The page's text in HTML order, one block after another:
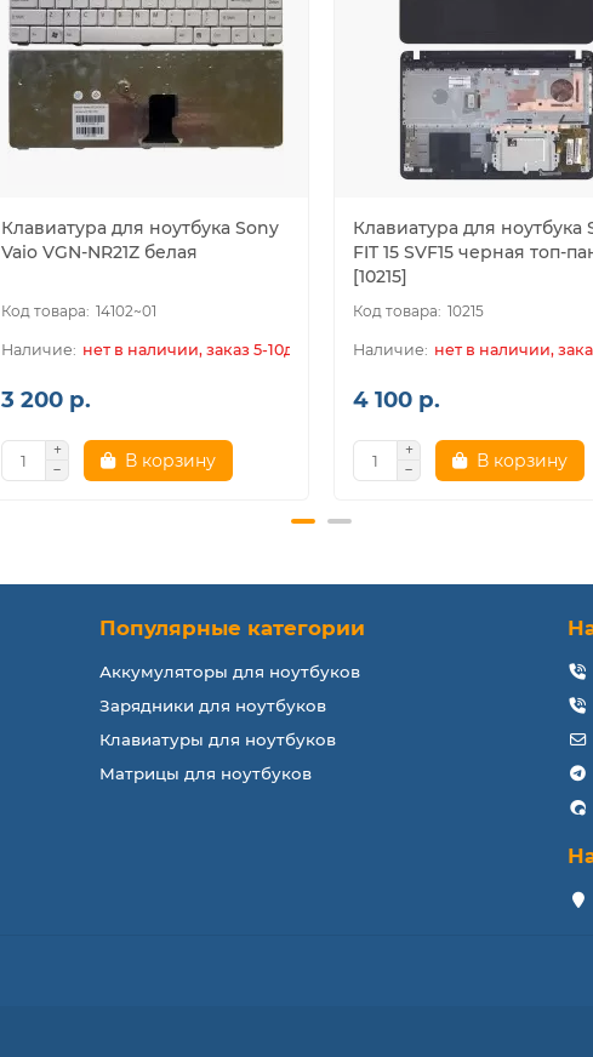
Клавиатура для ноутбука Sony
Vaio VGN-NR21Z белая
14102~01
нет в наличии, заказ 5-10дн.
3 200 р.
В корзину
Клавиатура для ноутбука
FIT 15 SVF15 черная топ-
[10215]
10215
нет в наличии,
4 100 р.
В корзину
Популярные категории
Аккумуляторы для ноутбуков
Зарядники для ноутбуков
Клавиатуры для ноутбуков
Матрицы для ноутбуков